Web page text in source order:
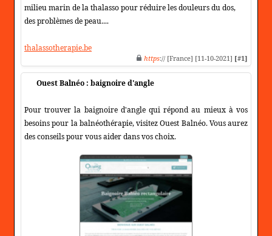
milieu marin de la thalasso pour réduire les douleurs du dos,
des problèmes de peau....
thalassotherapie.be
https:// [France] [11-10-2021] [#1]
Ouest Balnéo : baignoire d'angle
Pour trouver la baignoire d'angle qui répond au mieux à vos
besoins pour la balnéothérapie, visitez Ouest Balnéo. Vous aurez
des conseils pour vous aider dans vos choix.